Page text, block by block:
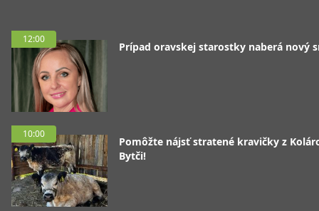
12:00
Prípad oravskej starostky naberá nový
10:00
Pomôžte nájsť stratené kravičky z
Bytči!